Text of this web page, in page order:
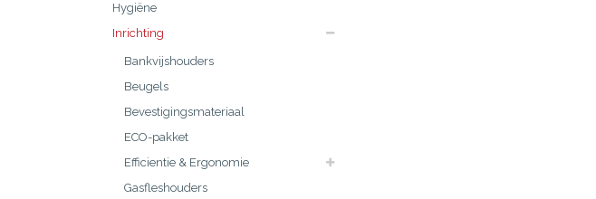
Hygiëne
Inrichting
Bankvijshouders
Beugels
Bevestigingsmateriaal
ECO-pakket
Efficientie & Ergonomie
Gasfleshouders